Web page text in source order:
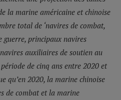
la marine américaine et chinoise
total de ‘navires de combat,
guerre, principaux navires
auxiliaires de soutien au
de cinq ans entre 2020 et
qu’en 2020, la marine chinoise
de combat et la marine